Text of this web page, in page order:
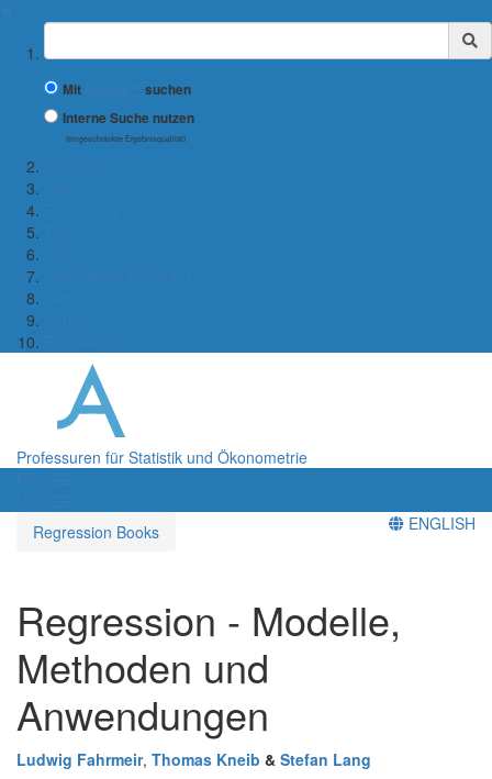
Suchbegriff
Mit
suchen
Interne Suche nutzen
(eingeschränkte Ergebnisqualität)
Professuren für Statistik und Ökonometrie
Regression Books
ENGLISH
Regression - Modelle,
Methoden und
Anwendungen
Ludwig Fahrmeir, Thomas Kneib & Stefan Lang